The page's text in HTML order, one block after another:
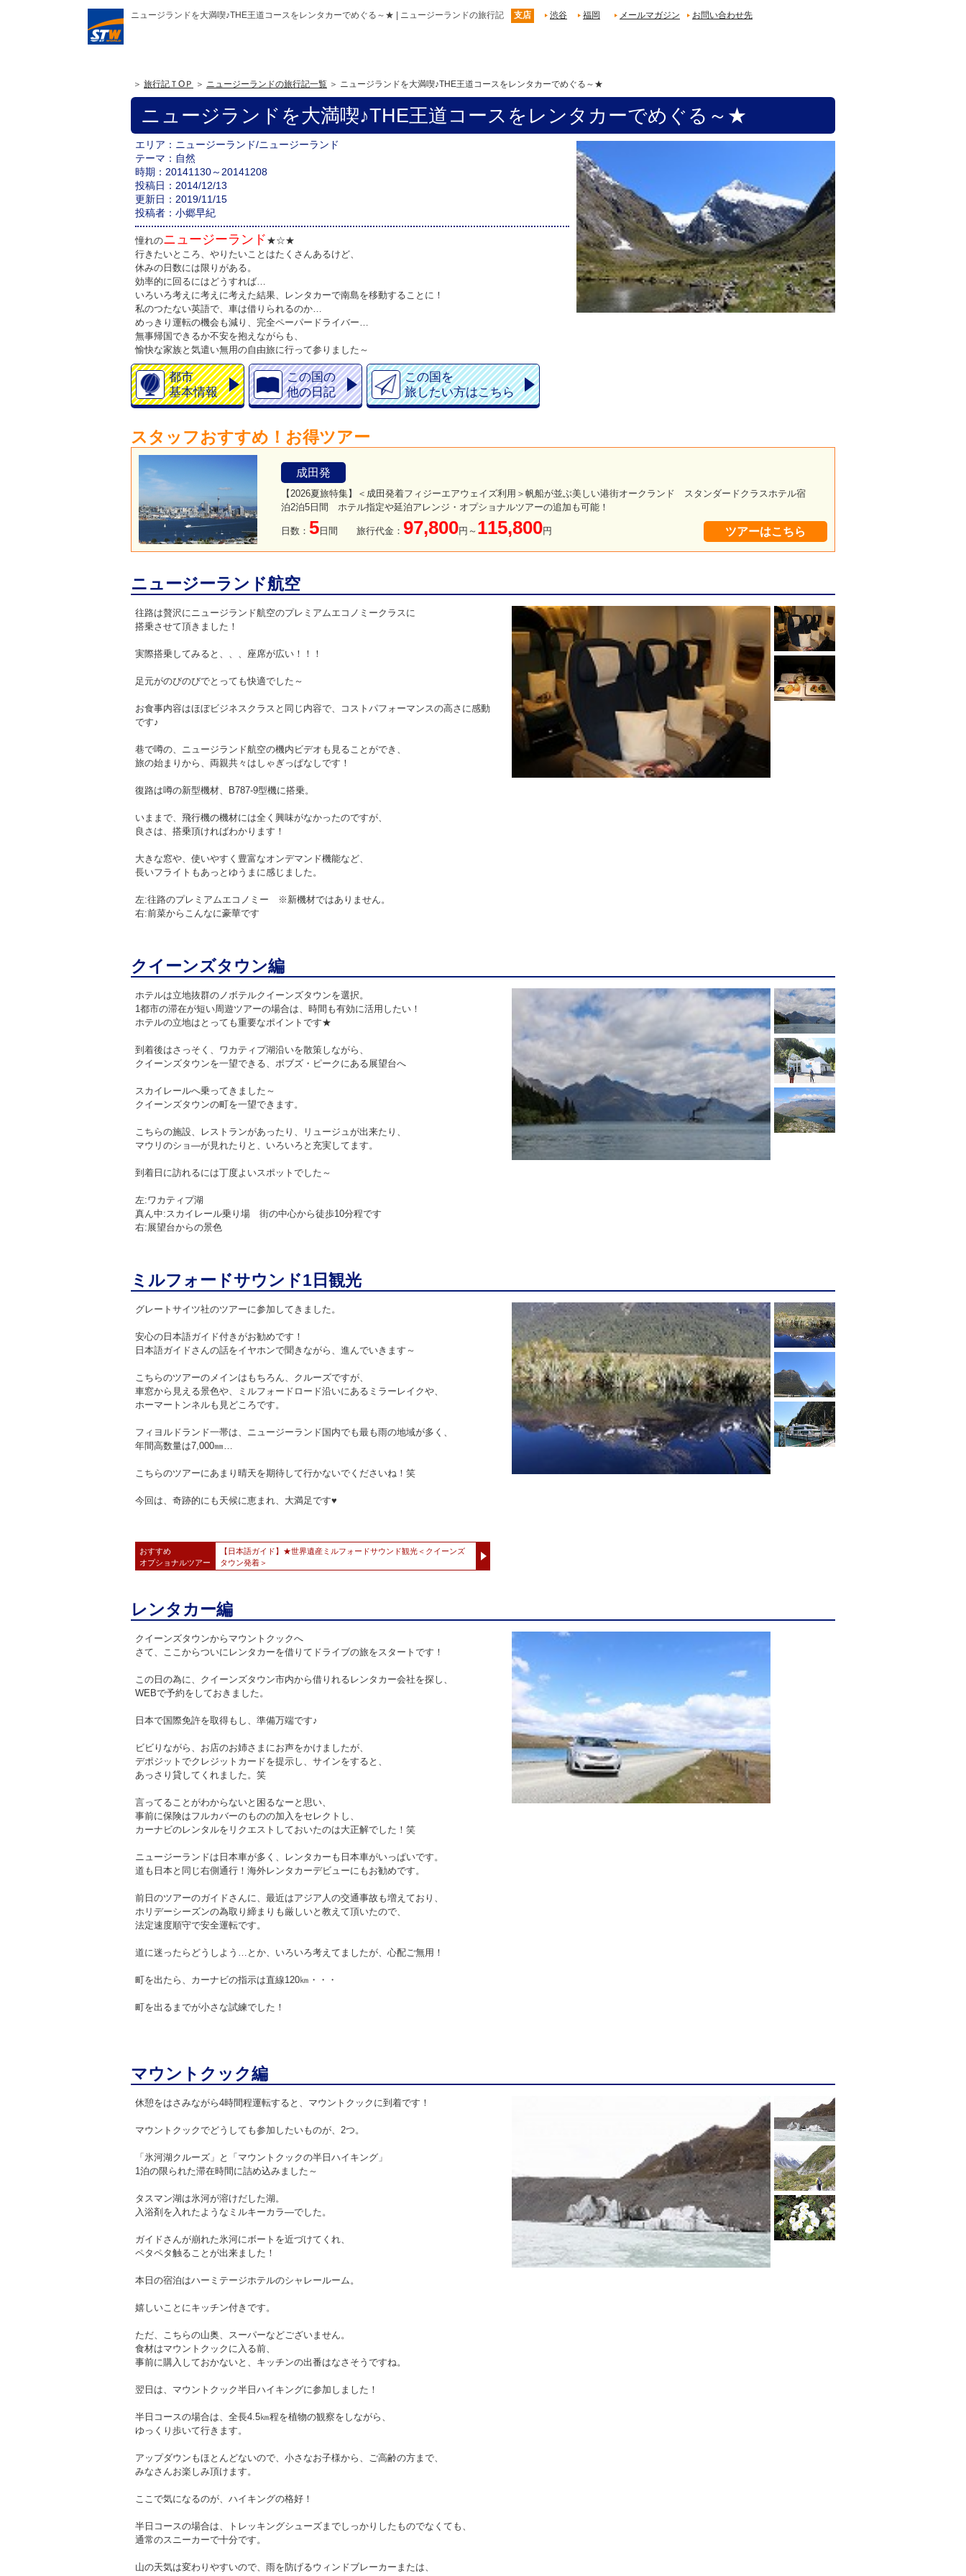
ニュージランドを大満喫♪THE王道コースをレンタカーでめぐる～★ | ニュージーランドの旅行記 メールマガジン お問い合わせ先
支店 渋谷 福岡
旅行記ＴOＰ ニュージーランドの旅行記一覧 ニュージランドを大満喫♪THE王道コースをレンタカーでめぐる～★
ニュージランドを大満喫♪THE王道コースをレンタカーでめぐる～★
エリア ニュージーランド/ニュージーランド
テーマ
自然
時期
20141130～20141208
投稿日
2014/12/13
更新日
2019/11/15
投稿者
小郷早紀
憧れのニュージーランド ★☆★
行きたいところ、やりたいことはたくさんあるけど、
休みの日数には限りがある。
効率的に回るにはどうすれば…
いろいろ考えに考えに考えた結果、レンタカーで南島を移動することに！
私のつたない英語で、車は借りられるのか…
めっきり運転の機会も減り、完全ペーパードライバー…
無事帰国できるか不安を抱えながらも、
愉快な家族と気遣い無用の自由旅に行って参りました～
都市
基本情報
この国の
他の日記
この国を
旅したい方はこちら
スタッフおすすめ！お得ツアー
成田発
【2026夏旅特集】＜成田発着フィジーエアウェイズ利用＞帆船が並ぶ美しい港街オークランド スタンダードクラスホテル宿
泊2泊5日間 ホテル指定や延泊アレンジ・オプショナルツアーの追加も可能！
日数： 5 日間 旅行代金： 97,800円～ 115,800円 ツアーはこちら
ニュージーランド航空
往路は贅沢にニュージランド航空のプレミアムエコノミークラスに
搭乗させて頂きました！
実際搭乗してみると、、、座席が広い！！！
足元がのびのびでとっても快適でした～
お食事内容はほぼビジネスクラスと同じ内容で、コストパフォーマンスの高さに感動
です♪
巷で噂の、ニュージランド航空の機内ビデオも見ることができ、
旅の始まりから、両親共々はしゃぎっぱなしです！
復路は噂の新型機材、B787-9型機に搭乗。
いままで、飛行機の機材には全く興味がなかったのですが、
良さは、搭乗頂ければわかります！
大きな窓や、使いやすく豊富なオンデマンド機能など、
長いフライトもあっとゆうまに感じました。
左:往路のプレミアムエコノミー ※新機材ではありません。
右:前菜からこんなに豪華です
クイーンズタウン編
ホテルは立地抜群のノボテルクイーンズタウンを選択。
1都市の滞在が短い周遊ツアーの場合は、時間も有効に活用したい！
ホテルの立地はとっても重要なポイントです★
到着後はさっそく、ワカティプ湖沿いを散策しながら、
クイーンズタウンを一望できる、ボブズ・ピークにある展望台へ
スカイレールへ乗ってきました～
クイーンズタウンの町を一望できます。
こちらの施設、レストランがあったり、リュージュが出来たり、
マウリのショ―が見れたりと、いろいろと充実してます。
到着日に訪れるには丁度よいスポットでした～
左:ワカティプ湖
真ん中:スカイレール乗り場 街の中心から徒歩10分程です
右:展望台からの景色
ミルフォードサウンド1日観光
グレートサイツ社のツアーに参加してきました。
安心の日本語ガイド付きがお勧めです！
日本語ガイドさんの話をイヤホンで聞きながら、進んでいきます～
こちらのツアーのメインはもちろん、クルーズですが、
車窓から見える景色や、ミルフォードロード沿いにあるミラーレイクや、
ホーマートンネルも見どころです。
フィヨルドランド一帯は、ニュージーランド国内でも最も雨の地域が多く、
年間高数量は7,000㎜…
こちらのツアーにあまり晴天を期待して行かないでくださいね！笑
今回は、奇跡的にも天候に恵まれ、大満足です♥
おすすめ
オプショナルツアー
【日本語ガイド】★世界遺産ミルフォードサウンド観光＜クイーンズ
タウン発着＞
レンタカー編
クイーンズタウンからマウントクックへ
さて、ここからついにレンタカーを借りてドライブの旅をスタートです！
この日の為に、クイーンズタウン市内から借りれるレンタカー会社を探し、
WEBで予約をしておきました。
日本で国際免許を取得もし、準備万端です♪
ビビりながら、お店のお姉さまにお声をかけましたが、
デポジットでクレジットカードを提示し、サインをすると、
あっさり貸してくれました。笑
言ってることがわからないと困るなーと思い、
事前に保険はフルカバーのものの加入をセレクトし、
カーナビのレンタルをリクエストしておいたのは大正解でした！笑
ニュージーランドは日本車が多く、レンタカーも日本車がいっぱいです。
道も日本と同じ右側通行！海外レンタカーデビューにもお勧めです。
前日のツアーのガイドさんに、最近はアジア人の交通事故も増えており、
ホリデーシーズンの為取り締まりも厳しいと教えて頂いたので、
法定速度順守で安全運転です。
道に迷ったらどうしよう…とか、いろいろ考えてましたが、心配ご無用！
町を出たら、カーナビの指示は直線120㎞・・・
町を出るまでが小さな試練でした！
マウントクック編
休憩をはさみながら4時間程運転すると、マウントクックに到着です！
マウントクックでどうしても参加したいものが、2つ。
「氷河湖クルーズ」と「マウントクックの半日ハイキング」
1泊の限られた滞在時間に詰め込みました～
タスマン湖は氷河が溶けだした湖。
入浴剤を入れたようなミルキーカラ―でした。
ガイドさんが崩れた氷河にボートを近づけてくれ、
ペタペタ触ることが出来ました！
本日の宿泊はハーミテージホテルのシャレールーム。
嬉しいことにキッチン付きです。
ただ、こちらの山奥、スーパーなどございません。
食材はマウントクックに入る前、
事前に購入しておかないと、キッチンの出番はなさそうですね。
翌日は、マウントクック半日ハイキングに参加しました！
半日コースの場合は、全長4.5㎞程を植物の観察をしながら、
ゆっくり歩いて行きます。
アップダウンもほとんどないので、小さなお子様から、ご高齢の方まで、
みなさんお楽しみ頂けます。
ここで気になるのが、ハイキングの格好！
半日コースの場合は、トレッキングシューズまでしっかりしたものでなくても、
通常のスニーカーで十分です。
山の天気は変わりやすいので、雨を防げるウィンドブレーカーまたは、